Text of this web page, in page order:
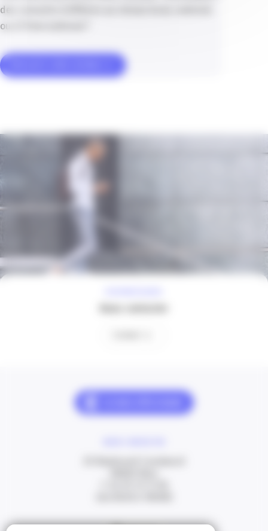
des courants d’affaires au niveau local, national
ou à l’international ?